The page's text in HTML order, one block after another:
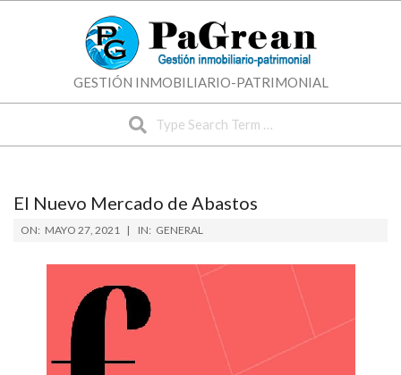
GESTIÓN INMOBILIARIO-PATRIMONIAL
El Nuevo Mercado de Abastos
ON: MAYO 27, 2021 IN: GENERAL